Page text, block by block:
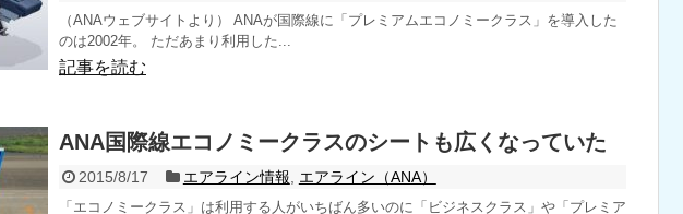
（ANAウェブサイトより） ANAが国際線に「プレミアムエコノミークラス」を導入した
のは2002年。 ただあまり利用した...
記事を読む
ANA国際線エコノミークラスのシートも広くなっていた
2015/8/17 エアライン情報 エアライン（ANA）
「エコノミークラス」は利用する人がいちばん多いのに「ビジネスクラス」や「プレミア